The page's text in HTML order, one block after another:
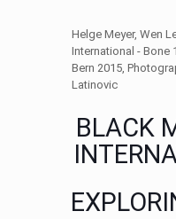
Helge Meyer, Wen
International - Bone
Bern 2015,
Latinovic
BLACK